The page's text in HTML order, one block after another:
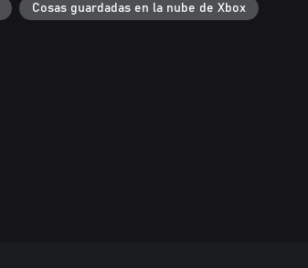
Cosas guardadas en la nube de Xbox